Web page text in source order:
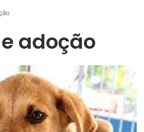
adoção